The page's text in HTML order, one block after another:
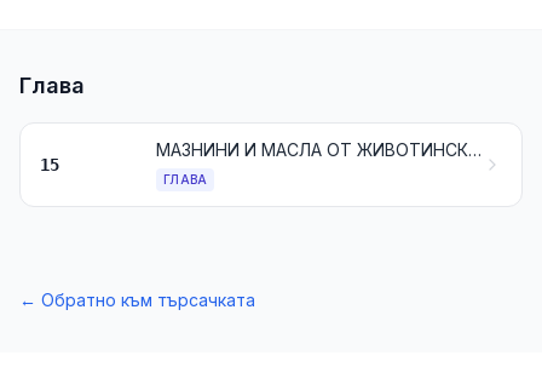
Глава
15
МАЗНИНИ И МАСЛА ОТ ЖИВОТИНСКИ, РАСТИТЕЛЕН ИЛИ МИКРОБЕН ПРОИЗХОД И ПРОДУКТИ ОТ ТЯХНОТО РАЗПАДАНЕ; ОБРАБОТЕНИ МАЗНИНИ ЗА ХРАНИТЕЛНИ ЦЕЛИ; ВОСЪЦИ ОТ ЖИВОТИНСКИ ИЛИ РАСТИТЕЛЕН ПРОИЗХОД
ГЛАВА
← Обратно към търсачката